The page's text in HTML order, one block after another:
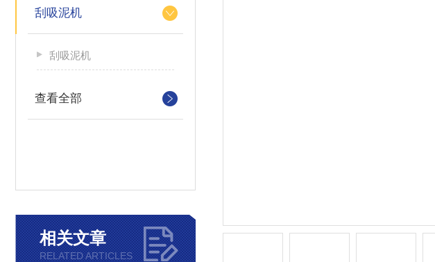
刮吸泥机
刮吸泥机
查看全部
相关文章
RELATED ARTICLES